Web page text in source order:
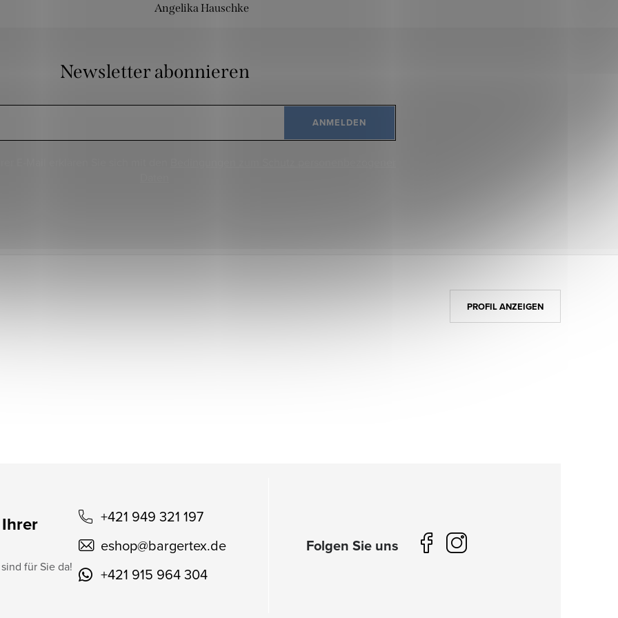
Angelika Hauschke
Newsletter abonnieren
ANMELDEN
für Sie da!
+421 949 321 197
eshop@bargertex.de
+421 915 964 304
PROFIL ANZEIGEN